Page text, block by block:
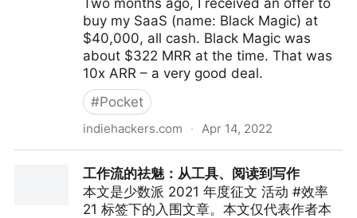
Two months ago, I received an offer to
buy my SaaS (name: Black Magic) at
$40,000, all cash. Black Magic was
about $322 MRR at the time. That was
10x ARR – a very good deal.
#Pocket
indiehackers.com · Apr 14, 2022
工作流的祛魅：从工具、阅读到写作
本文是少数派 2021 年度征文 活动 #效率
21 标签下的入围文章。本文仅代表作者本